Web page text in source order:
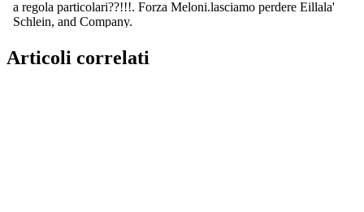
Articoli correlati